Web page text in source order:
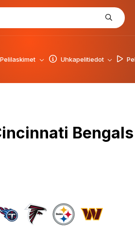
Pelilaskimet Uhkapelitiedot
Bengals